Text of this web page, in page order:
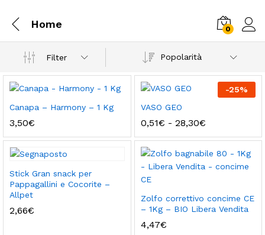
Home 0
Filter Popolarità
Canapa – Harmony – 1 Kg
3,50€
-25%
VASO GEO
0,51€ - 28,30€Fascia
prezzo:
da
0,51€
a
Stick Gran snack per
Pappagallini e Cocorite –
Allpet
2,66€
Zolfo correttivo concime CE
– 1Kg – BIO Libera Vendita
4,47€